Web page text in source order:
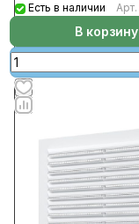
уп)Есть в наличии Арт.
В корзину